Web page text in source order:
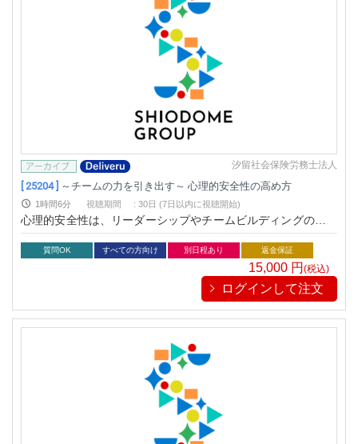
汐留社会保険労務士法人
[ 25204 ] ～チームの力を引き出す～ 心理的安全性の高め方
1時間6分 視聴期間 : 30日 (7日以内に視聴開始)
心理的安全性は、リーダーシップやチームビルディングの鍵と
言われ、今注目されています。メンバーが自由に意見交換がで
き、挑戦を恐れない環境を作ることで、チームの生産性と満足
度の劇的な向上につながります。本セミナーでは、心理的安全
性の基礎知識から、すぐに実践できる具体的なステップ、さら
にリーダーとしての心構えまでを体系的に学べます。学びを行
動に変え、チームの可能性を引き出しましょう。
質問OK すべての方向け 別日程あり 返金保証
15,000 円(税込)
ログインして注文